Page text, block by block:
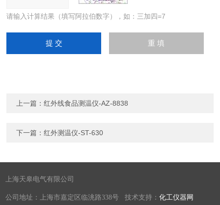
请输入计算结果（填写阿拉伯数字），如：三加四=7
上一篇：红外线食品测温仪-AZ-8838
下一篇：红外测温仪-ST-630
上海天皋电气有限公司
公司地址：上海市嘉定区临洮路338号 技术支持：化工仪器网